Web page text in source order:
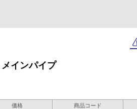
メインパイプ
価格 商品コード